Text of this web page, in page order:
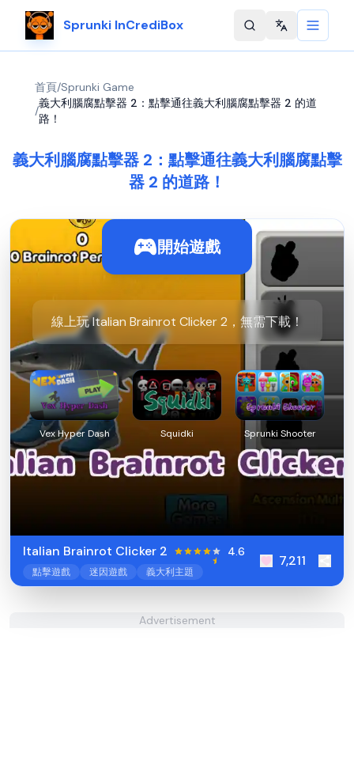
Sprunki InCrediBox Change
首頁/Sprunki Game
/
義大利腦腐點擊器 2：點擊通往義大利腦腐點擊器 2 的道
路！
義大利腦腐點擊器 2：點擊通往義大利腦腐點擊
器 2 的道路！
開始遊戲
線上玩 Italian Brainrot Clicker 2，無需下載！
Vex Hyper Dash Squidki Sprunki Shooter
Italian Brainrot Clicker 2 4.6
點擊遊戲 迷因遊戲 義大利主題
7,211
Advertisement